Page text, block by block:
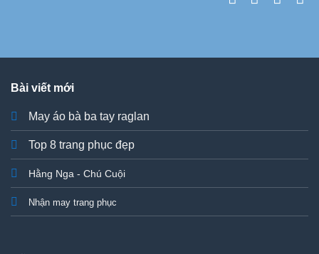
Bài viết mới
May áo bà ba tay raglan
Top 8 trang phục đẹp
Hằng Nga - Chú Cuội
Nhận may trang phục